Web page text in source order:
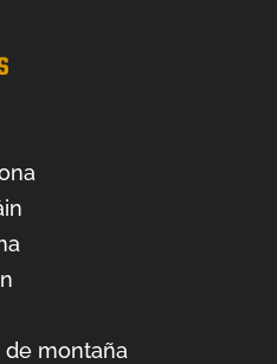
de montaña